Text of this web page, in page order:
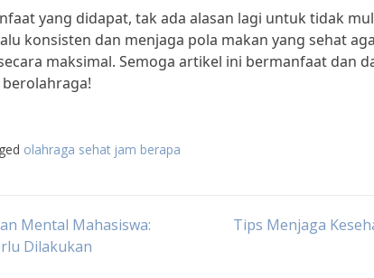
yang didapat, tak ada alasan lagi untuk tidak
konsisten dan menjaga pola makan yang sehat
maksimal. Semoga artikel ini bermanfaat dan
olahraga sehat jam berapa
Mental Mahasiswa:
Dilakukan
Tips Menjaga